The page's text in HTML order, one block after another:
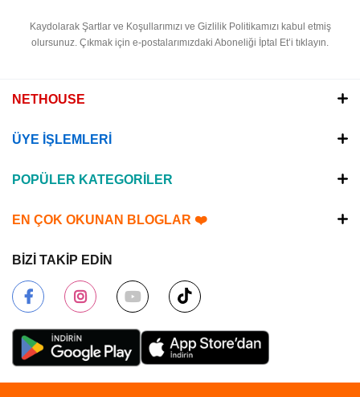
Kaydolarak Şartlar ve Koşullarımızı ve Gizlilik Politikamızı kabul etmiş
olursunuz. Çıkmak için e-postalarımızdaki Aboneliği İptal Et’i tıklayın.
NETHOUSE
ÜYE İŞLEMLERİ
POPÜLER KATEGORİLER
EN ÇOK OKUNAN BLOGLAR ❤️
BİZİ TAKİP EDİN